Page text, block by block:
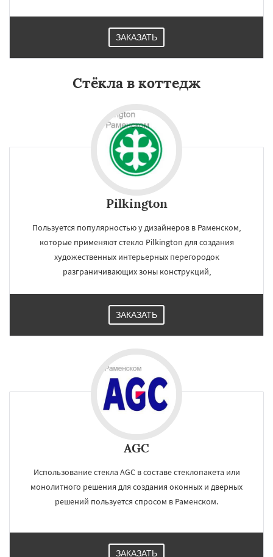
ЗАКАЗАТЬ
Стёкла в коттедж
Pilkington
Пользуется популярностью у дизайнеров в Раменском,
которые применяют стекло Pilkington для создания
художественных интерьерных перегородок
разграничивающих зоны конструкций,
ЗАКАЗАТЬ
AGC
Использование стекла AGC в составе стеклопакета или
монолитного решения для создания оконных и дверных
решений пользуется спросом в Раменском.
ЗАКАЗАТЬ